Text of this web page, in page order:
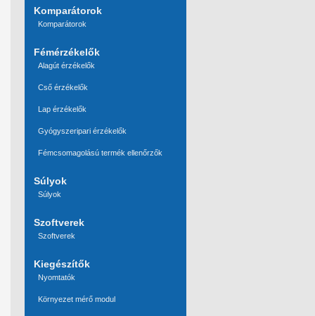
Komparátorok
Komparátorok
Fémérzékelők
Alagút érzékelők
Cső érzékelők
Lap érzékelők
Gyógyszeripari érzékelők
Fémcsomagolású termék ellenőrzők
Súlyok
Súlyok
Szoftverek
Szoftverek
Kiegészítők
Nyomtatók
Környezet mérő modul